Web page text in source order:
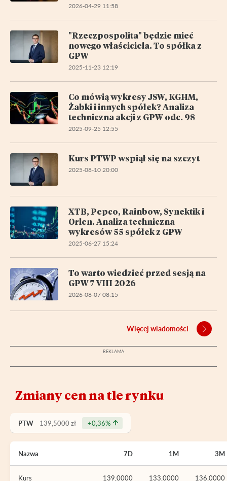
2026-04-29 11:58
"Rzeczpospolita" będzie mieć
nowego właściciela. To spółka z
GPW
2025-11-23 12:19
Co mówią wykresy JSW, KGHM,
Żabki i innych spółek? Analiza
techniczna akcji z GPW odc. 98
2025-09-25 12:55
Kurs PTWP wspiął się na szczyt
2025-08-10 20:00
XTB, Pepco, Rainbow, Synektik i
Orlen. Analiza techniczna
wykresów 55 spółek z GPW
2025-06-27 15:24
To warto wiedzieć przed sesją na
GPW 7 VIII 2026
2026-08-07 08:15
Więcej wiadomości
Zmiany cen na tle rynku
PTW 139,5000 zł +0,36%
Nazwa 7D 1M 3M
Kurs 139,0000 133,0000 136,0000